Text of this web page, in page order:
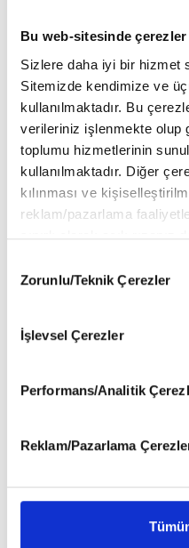
Bu web-sitesinde çerezler
Sizlere daha iyi bir hizmet
Sitemizde kendimize ve
kullanılmaktadır. Bu
verileriniz işlenmekte olup
toplumu hizmetlerinin
kullanılmaktadır. Diğer
kılınması ve
reklam/pazarlama
sınırlı olarak açık rızanız
vasıtasıyla
6698 sayılı Kişisel
okumak ve sitemizi
gerçekleştirilen veri
Selection
Zorunlu/Teknik Çerezler
İşlevsel Çerezler
Performans/Analitik
Reklam/Pazarlama
YAŞAM